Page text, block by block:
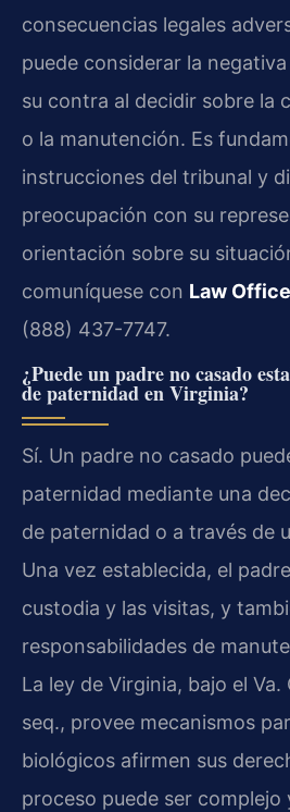
consecuencias legales
puede considerar la
su contra al decidir sobre la
o la manutención. Es
instrucciones del tribunal y
preocupación con su
orientación sobre su
comuníquese con Law
(888) 437-7747.
¿Puede un padre no casado
de paternidad en Virginia?
Sí. Un padre no casado
paternidad mediante una
de paternidad o a través de
Una vez establecida, el
custodia y las visitas, y
responsabilidades de
La ley de Virginia, bajo el
seq., provee mecanismos
biológicos afirmen sus
proceso puede ser complejo